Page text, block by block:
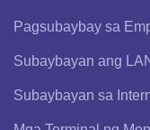
Pagsubaybay sa
Subaybayan ang
Subaybayan sa